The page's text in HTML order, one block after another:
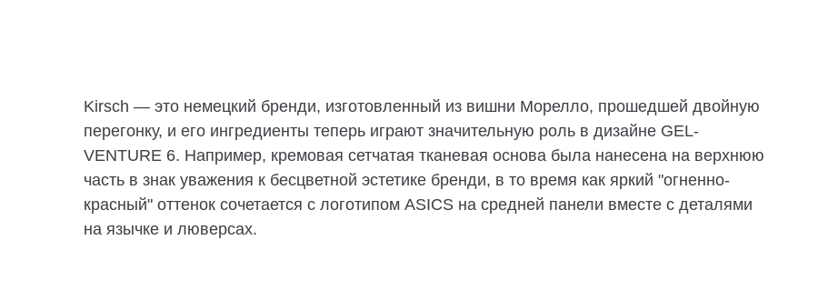
Kirsch — это немецкий бренди, изготовленный из вишни Морелло, прошедшей двойную
перегонку, и его ингредиенты теперь играют значительную роль в дизайне GEL-
VENTURE 6. Например, кремовая сетчатая тканевая основа была нанесена на верхнюю
часть в знак уважения к бесцветной эстетике бренди, в то время как яркий "огненно-
красный" оттенок сочетается с логотипом ASICS на средней панели вместе с деталями
на язычке и люверсах.